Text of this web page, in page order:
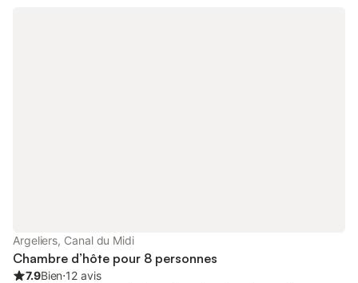
Argeliers, Canal du Midi
Chambre d’hôte pour 8 personnes
7.9Bien⋅12 avis